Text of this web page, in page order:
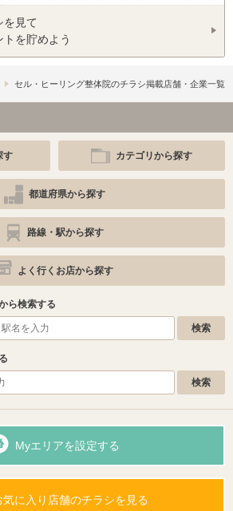
を見て
トを貯めよう
セル・ヒーリング整体院のチラシ掲載店舗・企業一覧
す カテゴリから探す
都道府県から探す
路線・駅から探す
よく行くお店から探す
ら検索する
Myエリアを設定する
気に入り店舗のチラシを見る